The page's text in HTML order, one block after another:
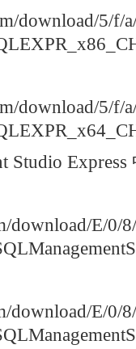
download/5/f/
download/5/f/
Studio
download/E/0/
download/E/0/